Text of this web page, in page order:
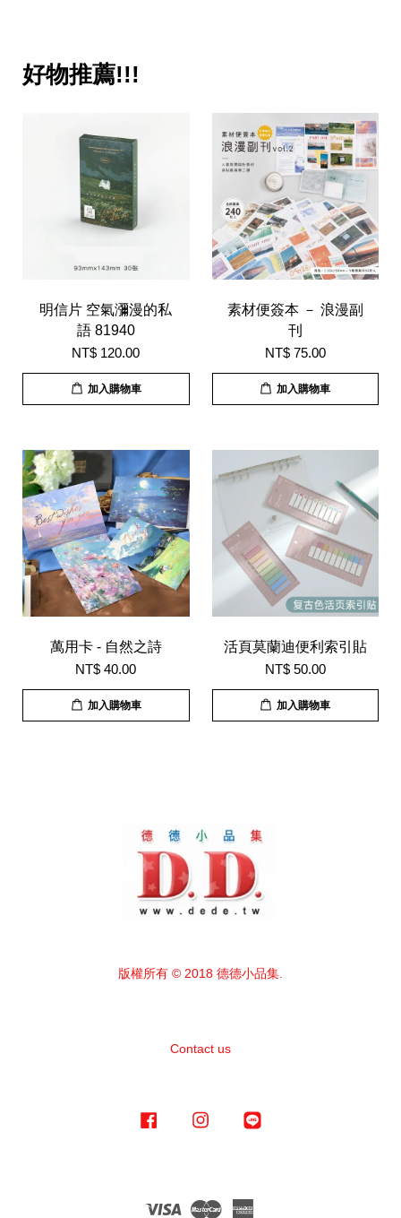
好物推薦!!!
明信片 空氣瀰漫的私
語 81940
NT$ 120.00
加入購物車
素材便簽本 － 浪漫副
刊
NT$ 75.00
加入購物車
萬用卡 - 自然之詩
NT$ 40.00
加入購物車
活頁莫蘭迪便利索引貼
NT$ 50.00
加入購物車
版權所有 © 2018 德德小品集.
Contact us
Facebook Instagram
Visa Master